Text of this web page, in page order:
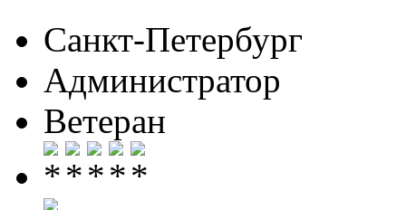
Санкт-Петербург
Администратор
Ветеран